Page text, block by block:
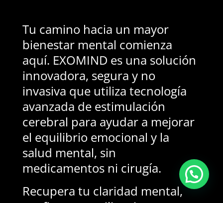
Tu camino hacia un mayor
bienestar mental comienza
aquí. EXOMIND es una solución
innovadora, segura y no
invasiva que utiliza tecnología
avanzada de estimulación
cerebral para ayudar a mejorar
el equilibrio emocional y la
salud mental, sin
medicamentos ni cirugía.
Recupera tu claridad mental,